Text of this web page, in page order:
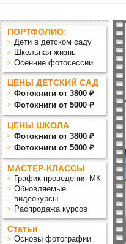
ПОРТФОЛИО:
Дети в детском саду
Школьная жизнь
Осенние фотосессии
ЦЕНЫ ДЕТСКИЙ САД
Фотокниги от 3800 ₽
Фотокниги от 5000 ₽
ЦЕНЫ ШКОЛА
Фотокниги от 3800 ₽
Фотокниги от 5000 ₽
МАСТЕР-КЛАССЫ
График проведения МК
Обновляемые
видеокурсы
Распродажа курсов
Статьи
Основы фотографии